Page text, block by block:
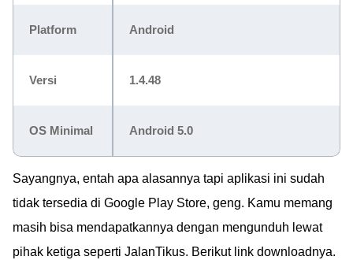
Platform Android
Versi 1.4.48
OS Minimal Android 5.0
Sayangnya, entah apa alasannya tapi aplikasi ini sudah
tidak tersedia di Google Play Store, geng. Kamu memang
masih bisa mendapatkannya dengan mengunduh lewat
pihak ketiga seperti JalanTikus. Berikut link downloadnya.